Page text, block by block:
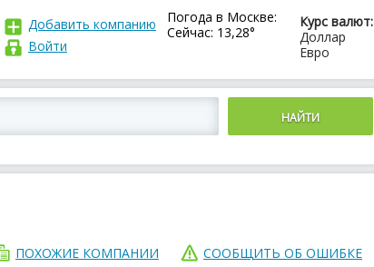
Курс валют:
Доллар
Евро
Погода в Москве:
Сейчас: 13,28°
Добавить компанию
Войти
ПОХОЖИЕ КОМПАНИИ СООБЩИТЬ ОБ ОШИБКЕ